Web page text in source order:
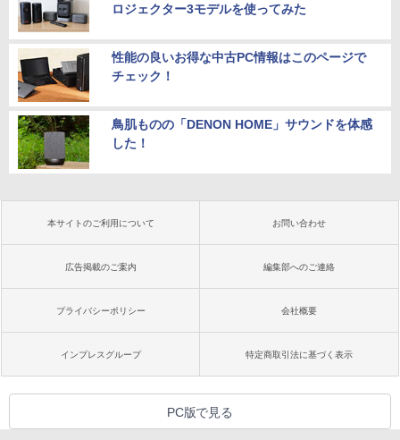
ロジェクター3モデルを使ってみた
性能の良いお得な中古PC情報はこのページで
チェック！
鳥肌ものの「DENON HOME」サウンドを体感
した！
本サイトのご利用について お問い合わせ
広告掲載のご案内 編集部へのご連絡
プライバシーポリシー 会社概要
インプレスグループ 特定商取引法に基づく表示
PC版で見る